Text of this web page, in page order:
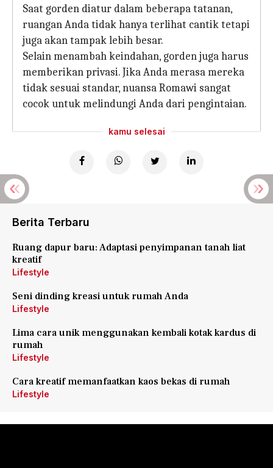
Saat gorden diatur dalam beberapa tatanan,
ruangan Anda tidak hanya terlihat cantik tetapi
juga akan tampak lebih besar.
Selain menambah keindahan, gorden juga harus
memberikan privasi. Jika Anda merasa mereka
tidak sesuai standar, nuansa Romawi sangat
cocok untuk melindungi Anda dari pengintaian.
kamu selesai
Berita Terbaru
Ruang dapur baru: Adaptasi penyimpanan tanah liat
kreatif
Lifestyle
Seni dinding kreasi untuk rumah Anda
Lifestyle
Lima cara unik menggunakan kembali kotak kardus di
rumah
Lifestyle
Cara kreatif memanfaatkan kaos bekas di rumah
Lifestyle